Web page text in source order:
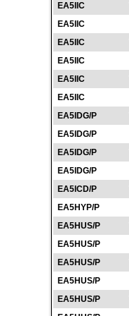
EA5IIC
EA5IIC
EA5IIC
EA5IIC
EA5IIC
EA5IIC
EA5IDG/P
EA5IDG/P
EA5IDG/P
EA5IDG/P
EA5ICD/P
EA5HYP/P
EA5HUS/P
EA5HUS/P
EA5HUS/P
EA5HUS/P
EA5HUS/P